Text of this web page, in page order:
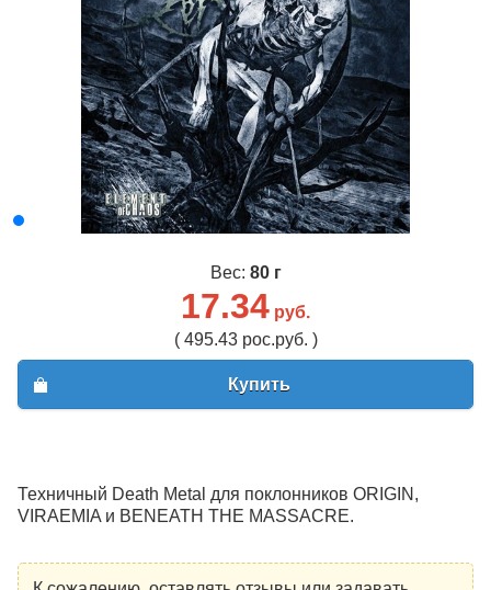
Вес: 80 г
17.34 руб.
( 495.43 рос.руб. )
Купить
Техничный Death Metal для поклонников ORIGIN,
VIRAEMIA и BENEATH THE MASSACRE.